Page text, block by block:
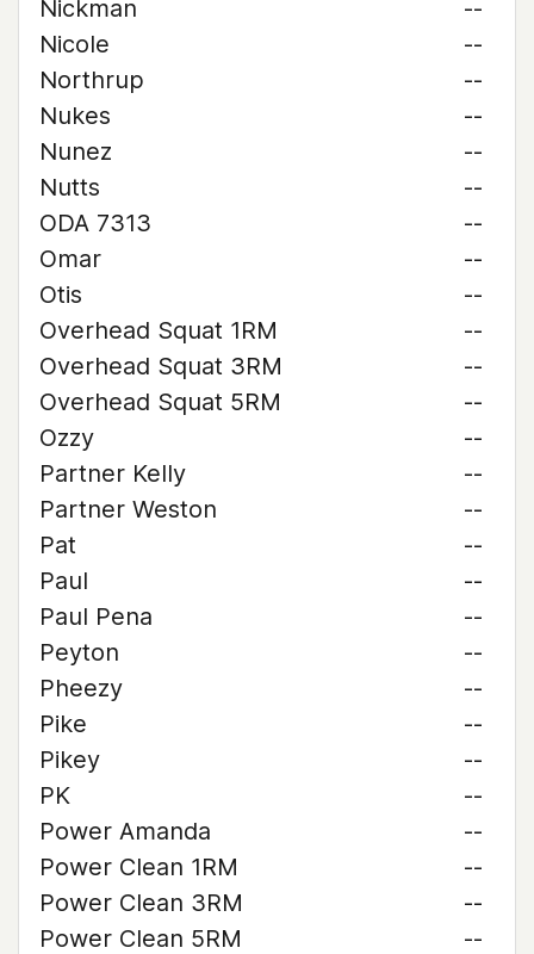
Nickman
--
Nicole
--
Northrup
--
Nukes
--
Nunez
--
Nutts
--
ODA 7313
--
Omar
--
Otis
--
Overhead Squat 1RM
--
Overhead Squat 3RM
--
Overhead Squat 5RM
--
Ozzy
--
Partner Kelly
--
Partner Weston
--
Pat
--
Paul
--
Paul Pena
--
Peyton
--
Pheezy
--
Pike
--
Pikey
--
PK
--
Power Amanda
--
Power Clean 1RM
--
Power Clean 3RM
--
Power Clean 5RM
--